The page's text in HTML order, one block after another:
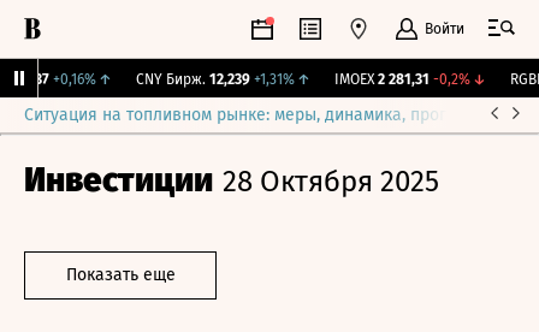
Войти
+0,16%↑ CNY Бирж. 12,239 +1,31% ↑ IMOEX 2 281,31 -0,2%↓
Ситуация на топливном рынке: меры, динамика, прогнозы
Инвестиции 28 Октября 2025
Показать еще